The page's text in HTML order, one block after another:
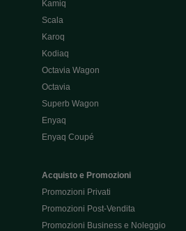
Kamiq
Scala
Karoq
Kodiaq
Octavia Wagon
Octavia
Superb Wagon
Enyaq
Enyaq Coupé
Acquisto e Promozioni
Promozioni Privati
Promozioni Post-Vendita
Promozioni Business e Noleggio